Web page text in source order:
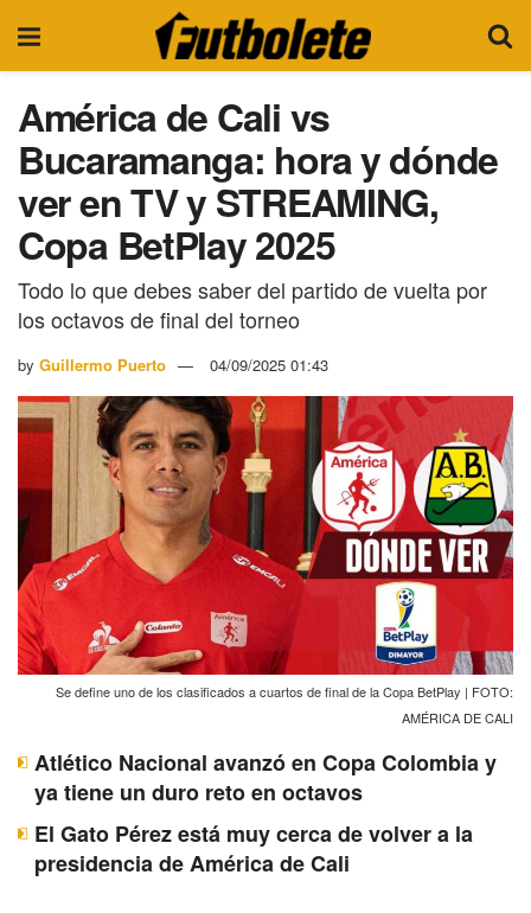
América de Cali vs
Bucaramanga: hora y dónde
ver en TV y STREAMING,
Copa BetPlay 2025
Todo lo que debes saber del partido de vuelta por
los octavos de final del torneo
by Guillermo Puerto 04/09/2025 01:43
Se define uno de los clasificados a cuartos de final de la Copa BetPlay | FOTO:
AMÉRICA DE CALI
Atlético Nacional avanzó en Copa Colombia y
ya tiene un duro reto en octavos
El Gato Pérez está muy cerca de volver a la
presidencia de América de Cali